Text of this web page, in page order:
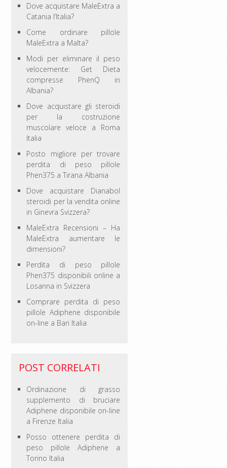
Dove acquistare MaleExtra a
Catania l’Italia?
Come ordinare pillole
MaleExtra a Malta?
Modi per eliminare il peso
velocemente: Get Dieta
compresse PhenQ in
Albania?
Dove acquistare gli steroidi
per la costruzione
muscolare veloce a Roma
Italia
Posto migliore per trovare
perdita di peso pillole
Phen375 a Tirana Albania
Dove acquistare Dianabol
steroidi per la vendita online
in Ginevra Svizzera?
MaleExtra Recensioni – Ha
MaleExtra aumentare le
dimensioni?
Perdita di peso pillole
Phen375 disponibili online a
Losanna in Svizzera
Comprare perdita di peso
pillole Adiphene disponibile
on-line a Bari Italia
POST CORRELATI
Ordinazione di grasso
supplemento di bruciare
Adiphene disponibile on-line
a Firenze Italia
Posso ottenere perdita di
peso pillole Adiphene a
Torino Italia